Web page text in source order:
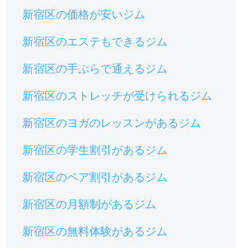
新宿区の価格が安いジム
新宿区のエステもできるジム
新宿区の手ぶらで通えるジム
新宿区のストレッチが受けられるジム
新宿区のヨガのレッスンがあるジム
新宿区の学生割引があるジム
新宿区のペア割引があるジム
新宿区の月額制があるジム
新宿区の無料体験があるジム